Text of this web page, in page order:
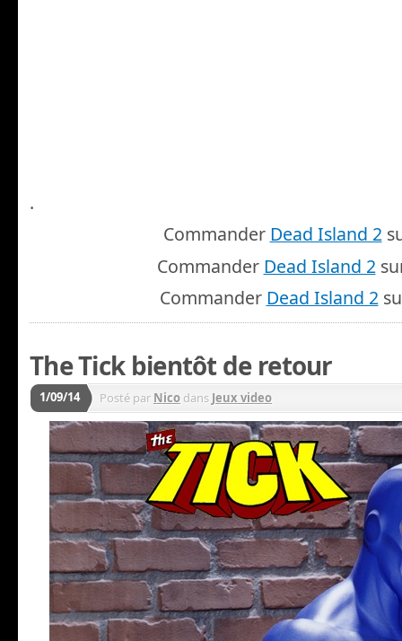
.
Commander Dead Island 2
Commander Dead Island 2
Commander Dead Island 2
The Tick bientôt de retour
1/09/14 Posté par Nico dans Jeux video